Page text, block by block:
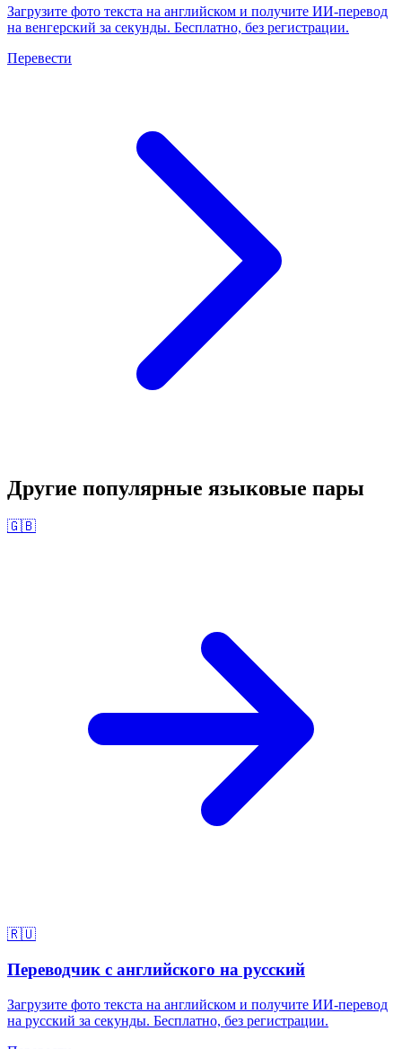
Загрузите фото текста на английском и получите ИИ-перевод
на венгерский за секунды. Бесплатно, без регистрации.
Перевести
Другие популярные языковые пары
🇬🇧
🇷🇺
Переводчик с английского на русский
Загрузите фото текста на английском и получите ИИ-перевод
на русский за секунды. Бесплатно, без регистрации.